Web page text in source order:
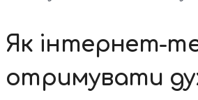
Як інтернет-
отримувати